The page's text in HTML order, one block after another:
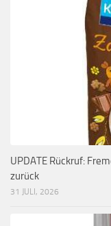
UPDATE Rückruf:
zurück
31 JULI, 2026